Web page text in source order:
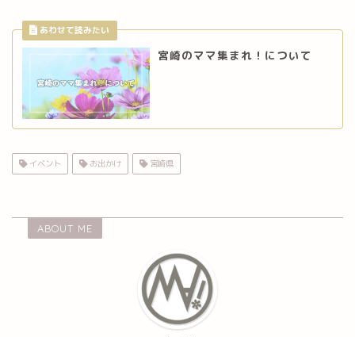
宮崎のママ集まれ！について
イベント お出かけ 宮崎県
ABOUT ME